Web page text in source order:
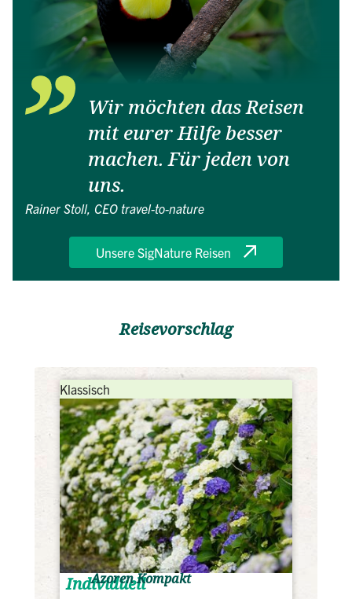
Wir möchten das Reisen
mit eurer Hilfe besser
machen. Für jeden von
uns.
Rainer Stoll, CEO travel-to-nature
Unsere SigNature Reisen
Reisevorschlag
Klassisch
Individuell
Azoren Kompakt